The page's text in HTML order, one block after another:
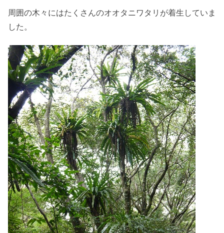
周囲の木々にはたくさんのオオタニワタリが着生していま
した。